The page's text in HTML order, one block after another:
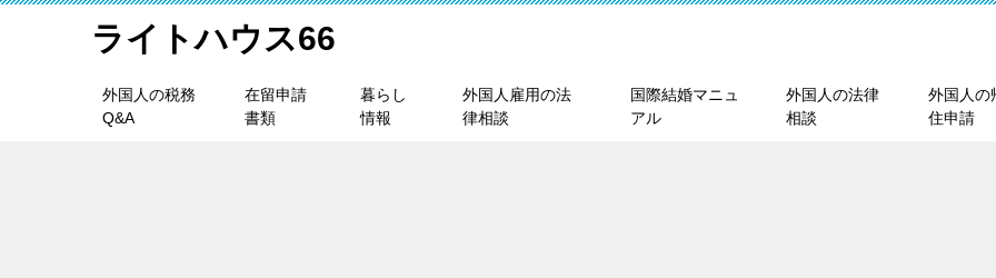
ライトハウス66
外国人の税務
Q&A
在留申請
書類
暮らし
情報
外国人雇用の法
律相談
国際結婚マニュ
アル
外国人の法律
相談
外国人の
住申請